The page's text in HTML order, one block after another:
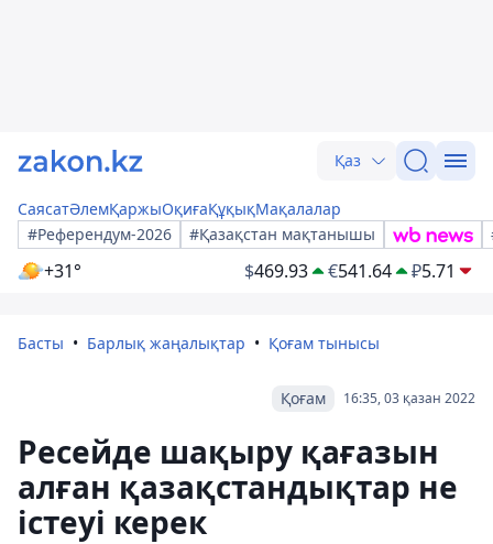
Қаз
СаясатӘлемҚаржыОқиғаҚұқықМақалалар
#Референдум-2026
#Қазақстан мақтанышы
+31° $469.93 €541.64 ₽5.71
Басты Барлық жаңалықтар Қоғам тынысы
16:35, 03 қазан 2022
Қоғам
Ресейде шақыру қағазын
алған қазақстандықтар не
істеуі керек